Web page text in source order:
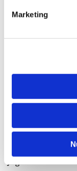
Marketing
Tempelhof-
Geistlicher Raum
Taufe,